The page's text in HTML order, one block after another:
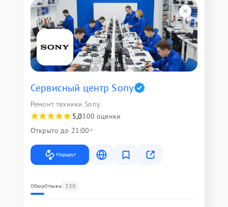
Сервисный центр Sony
Ремонт техники Sony
5,0300 оценки
Открыто до 21:00
Маршрут
ОбзорОтзывы 330